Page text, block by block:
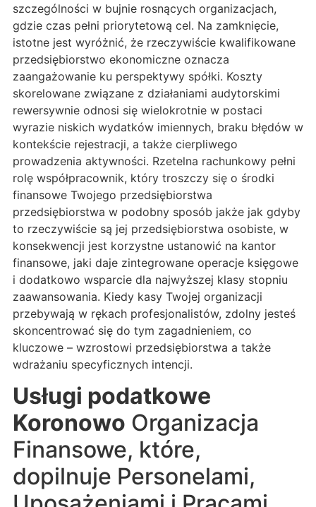
szczególności w bujnie rosnących organizacjach,
gdzie czas pełni priorytetową cel. Na zamknięcie,
istotne jest wyróżnić, że rzeczywiście kwalifikowane
przedsiębiorstwo ekonomiczne oznacza
zaangażowanie ku perspektywy spółki. Koszty
skorelowane związane z działaniami audytorskimi
rewersywnie odnosi się wielokrotnie w postaci
wyrazie niskich wydatków imiennych, braku błędów w
kontekście rejestracji, a także cierpliwego
prowadzenia aktywności. Rzetelna rachunkowy pełni
rolę współpracownik, który troszczy się o środki
finansowe Twojego przedsiębiorstwa
przedsiębiorstwa w podobny sposób jakże jak gdyby
to rzeczywiście są jej przedsiębiorstwa osobiste, w
konsekwencji jest korzystne ustanowić na kantor
finansowe, jaki daje zintegrowane operacje księgowe
i dodatkowo wsparcie dla najwyższej klasy stopniu
zaawansowania. Kiedy kasy Twojej organizacji
przebywają w rękach profesjonalistów, zdolny jesteś
skoncentrować się do tym zagadnieniem, co
kluczowe – wzrostowi przedsiębiorstwa a także
wdrażaniu specyficznych intencji.
Usługi podatkowe
Koronowo Organizacja
Finansowe, które,
dopilnuje Personelami,